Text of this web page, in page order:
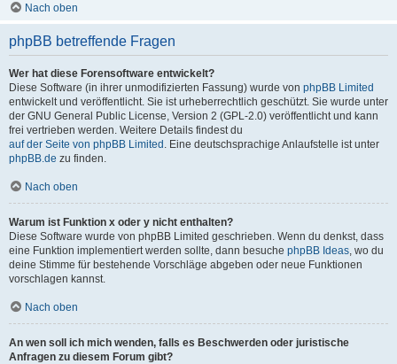
Nach oben
phpBB betreffende Fragen
Wer hat diese Forensoftware entwickelt?
Diese Software (in ihrer unmodifizierten Fassung) wurde von phpBB Limited
entwickelt und veröffentlicht. Sie ist urheberrechtlich geschützt. Sie wurde unter
der GNU General Public License, Version 2 (GPL-2.0) veröffentlicht und kann
frei vertrieben werden. Weitere Details findest du
auf der Seite von phpBB Limited . Eine deutschsprachige Anlaufstelle ist unter
phpBB.de zu finden.
Nach oben
Warum ist Funktion x oder y nicht enthalten?
Diese Software wurde von phpBB Limited geschrieben. Wenn du denkst, dass
eine Funktion implementiert werden sollte, dann besuche phpBB Ideas, wo du
deine Stimme für bestehende Vorschläge abgeben oder neue Funktionen
vorschlagen kannst.
Nach oben
An wen soll ich mich wenden, falls es Beschwerden oder juristische
Anfragen zu diesem Forum gibt?